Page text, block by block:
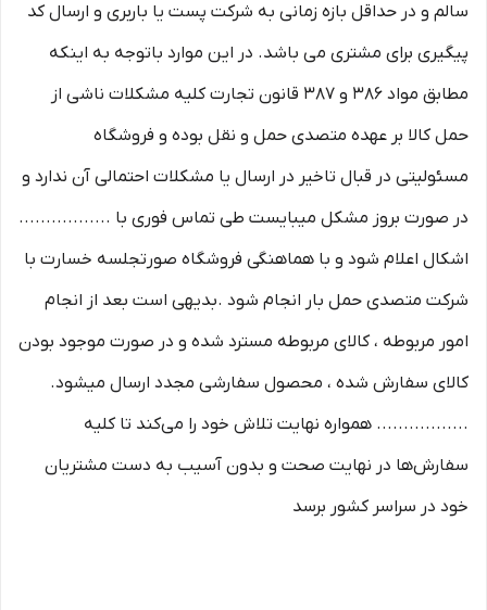
سالم و در حداقل بازه زمانی به شرکت پست یا باربری و ارسال کد
پیگیری برای مشتری می باشد. در این موارد باتوجه به اینکه
مطابق مواد ۳۸۶ و ۳۸۷ قانون تجارت کلیه مشکلات ناشی از
حمل کالا بر عهده متصدی حمل و نقل بوده و فروشگاه
مسئولیتی در قبال تاخیر در ارسال یا مشکلات احتمالی آن ندارد و
در صورت بروز مشکل میبایست طی تماس فوری با .................
اشکال اعلام شود و با هماهنگی فروشگاه صورتجلسه خسارت با
شرکت متصدی حمل بار انجام شود .بدیهی است بعد از انجام
امور مربوطه ، کالای مربوطه مسترد شده و در صورت موجود بودن
کالای سفارش شده ، محصول سفارشی مجدد ارسال میشود.
................. همواره نهایت تلاش خود را می‏‌کند تا کلیه
سفارش‏‌ها در نهایت صحت و بدون آسیب به دست مشتریان
خود در سراسر کشور برسد